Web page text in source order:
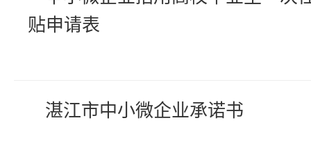
贴申请表
湛江市中小微企业承诺书